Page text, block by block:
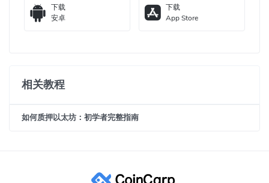
Coinbase交易所安全吗？
审查。虽然加密货币交易所已经采取了安全措施，但不能完全保证
还可以选择将资金转移到信誉良好的钱包以降低风险。但是，每种
下载
安卓
下载
App Store
相关教程
如何质押以太坊：初学者完整指南